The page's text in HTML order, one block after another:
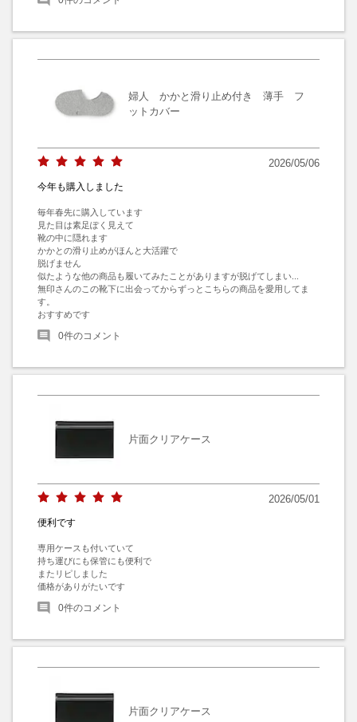
婦人 かかと滑り止め付き 薄手 フ
ットカバー
2026/05/06
今年も購入しました
毎年春先に購入しています
見た目は素足ぽく見えて
靴の中に隠れます
かかとの滑り止めがほんと大活躍で
脱げません
似たような他の商品も履いてみたことがありますが脱げてしまい...
無印さんのこの靴下に出会ってからずっとこちらの商品を愛用してま
す。
おすすめです
0件のコメント
片面クリアケース
2026/05/01
便利です
専用ケースも付いていて
持ち運びにも保管にも便利で
またリピしました
価格がありがたいです
0件のコメント
片面クリアケース